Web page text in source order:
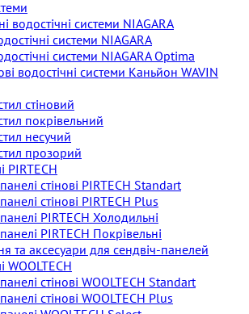
водостічні системи NIAGARA
системи NIAGARA
системи NIAGARA Optima
водостічні системи Каньйон WAVIN
стіновий
покрівельний
несучий
прозорий
PIRTECH
стінові PIRTECH Standart
стінові PIRTECH Plus
PIRTECH Холодильні
PIRTECH Покрівельні
та аксесуари для сендвіч-панелей
WOOLTECH
стінові WOOLTECH Standart
стінові WOOLTECH Plus